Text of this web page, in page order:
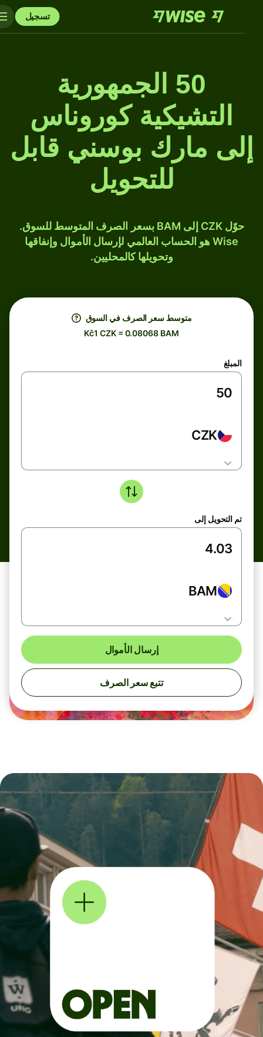
تسجيل
50 الجمهورية
التشيكية كوروناس
إلى مارك بوسني قابل
للتحويل
حوّل CZK إلى BAM بسعر الصرف المتوسط للسوق.
Wise هو الحساب العالمي لإرسال الأموال وإنفاقها
وتحويلها كالمحليين.
متوسط ​​سعر الصرف في السوق
Kč1 CZK = 0.08068 BAM
المبلغ
CZK
تم التحويل إلى
BAM
إرسال الأموال
تتبع سعر الصرف